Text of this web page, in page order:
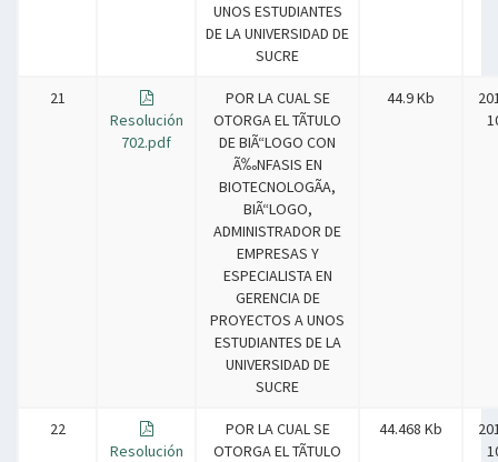
UNOS ESTUDIANTES
DE LA UNIVERSIDAD DE
SUCRE
21
Resolución
702.pdf
POR LA CUAL SE
OTORGA EL TÃTULO
DE BIÃ“LOGO CON
Ã‰NFASIS EN
BIOTECNOLOGÃA,
BIÃ“LOGO,
ADMINISTRADOR DE
EMPRESAS Y
ESPECIALISTA EN
GERENCIA DE
PROYECTOS A UNOS
ESTUDIANTES DE LA
UNIVERSIDAD DE
SUCRE
44.9 Kb
22
Resolución
POR LA CUAL SE
OTORGA EL TÃTULO
44.468 Kb